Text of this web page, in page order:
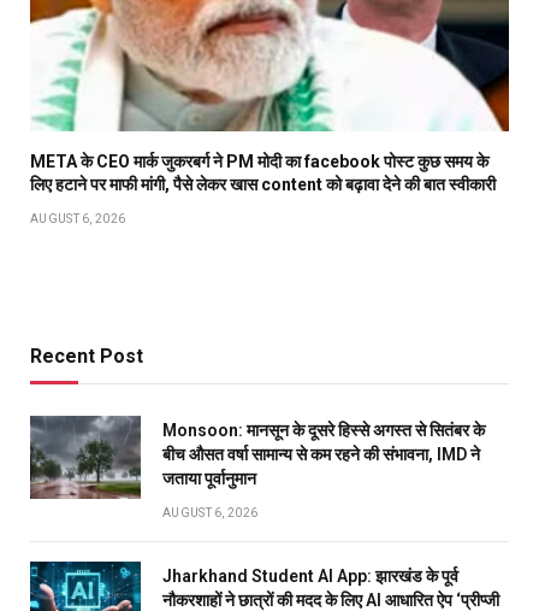
META के CEO मार्क जुकरबर्ग ने PM मोदी का facebook पोस्ट कुछ समय के
लिए हटाने पर माफी मांगी, पैसे लेकर खास content को बढ़ावा देने की बात स्वीकारी
AUGUST 6, 2026
Recent Post
Monsoon: मानसून के दूसरे हिस्से अगस्त से सितंबर के
बीच औसत वर्षा सामान्य से कम रहने की संभावना, IMD ने
जताया पूर्वानुमान
AUGUST 6, 2026
Jharkhand Student AI App: झारखंड के पूर्व
नौकरशाहों ने छात्रों की मदद के लिए AI आधारित ऐप ‘प्रीप्जी